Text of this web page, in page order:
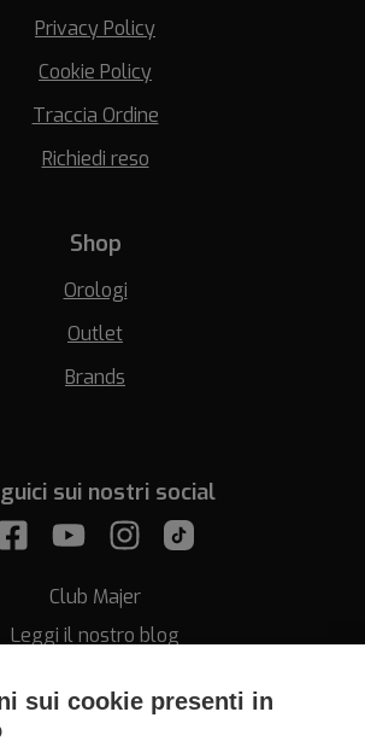
sui cookie presenti in
Privacy Policy
Cookie Policy
Traccia Ordine
Richiedi reso
Shop
Orologi
Outlet
Brands
sui nostri social
Club Majer
Leggi il nostro blog